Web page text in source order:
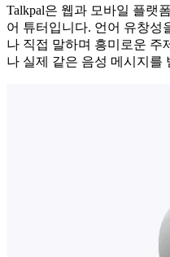
Talkpal은 웹과 모바일 플랫
어 튜터입니다. 언어 유창성
나 직접 말하며 흥미로운 주
나 실제 같은 음성 메시지를